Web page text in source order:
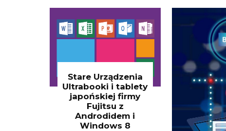
Stare Urządzenia
Ultrabooki i tablety
japońskiej firmy
Fujitsu z
Androdidem i
Windows 8